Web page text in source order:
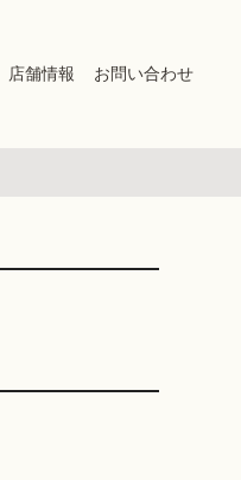
店舗情報 お問い合わせ